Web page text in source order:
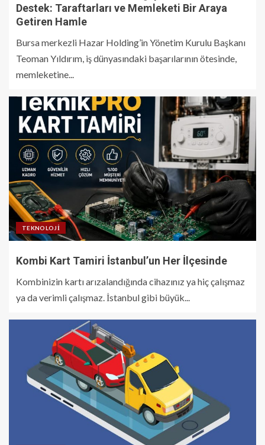
Destek: Taraftarları ve Memleketi Bir Araya
Getiren Hamle
Bursa merkezli Hazar Holding’in Yönetim Kurulu Başkanı
Teoman Yıldırım, iş dünyasındaki başarılarının ötesinde,
memleketine...
TEKNOLOJI
Kombi Kart Tamiri İstanbul’un Her İlçesinde
Kombinizin kartı arızalandığında cihazınız ya hiç çalışmaz
ya da verimli çalışmaz. İstanbul gibi büyük...